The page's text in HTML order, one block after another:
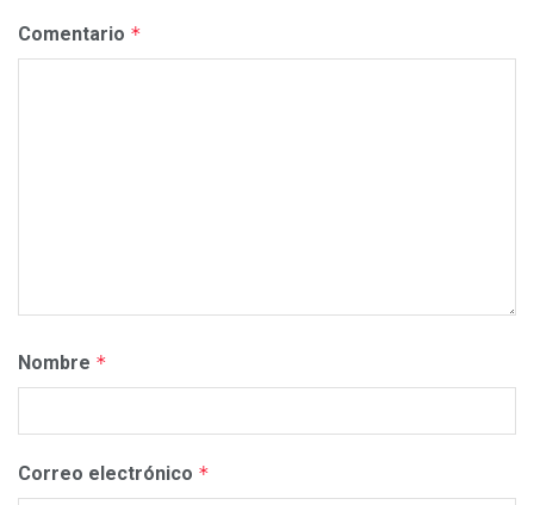
Comentario *
Nombre *
Correo electrónico *